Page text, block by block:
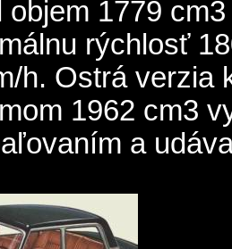
objem 1779
rýchlosť
h. Ostrá verzia
1962 cm3
a